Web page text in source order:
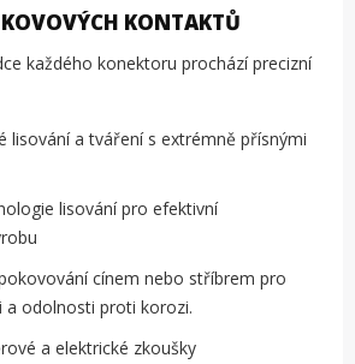
KONTAKTŮ
každého konektoru prochází precizní
lisování a tváření s extrémně přísnými
lisování pro efektivní
cínem nebo stříbrem pro
a odolnosti proti korozi.
a elektrické zkoušky